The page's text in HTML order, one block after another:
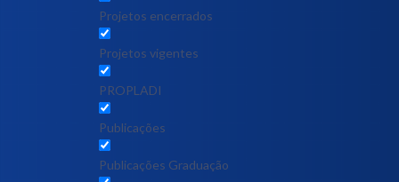
Projetos encerrados
Projetos vigentes
PROPLADI
Publicações
Publicações Graduação